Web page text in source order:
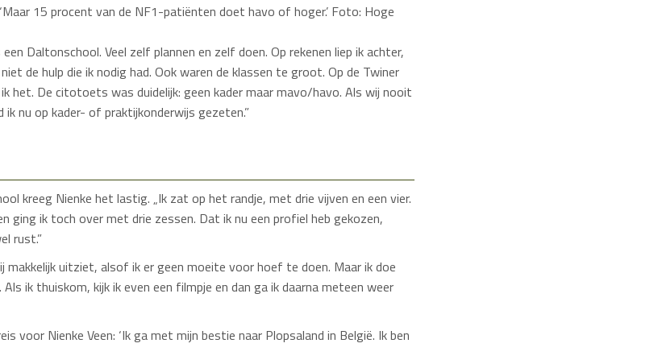
15 procent van de NF1-patiënten doet havo of hoger.’ Foto: Hoge
Daltonschool. Veel zelf plannen en zelf doen. Op rekenen liep ik achter,
de hulp die ik nodig had. Ook waren de klassen te groot. Op de Twiner
het. De citotoets was duidelijk: geen kader maar mavo/havo. Als wij nooit
ik nu op kader- of praktijkonderwijs gezeten.”
kreeg Nienke het lastig. „Ik zat op het randje, met drie vijven en een vier.
ging ik toch over met drie zessen. Dat ik nu een profiel heb gekozen,
rust.”
makkelijk uitziet, alsof ik er geen moeite voor hoef te doen. Maar ik doe
ik thuiskom, kijk ik even een filmpje en dan ga ik daarna meteen weer